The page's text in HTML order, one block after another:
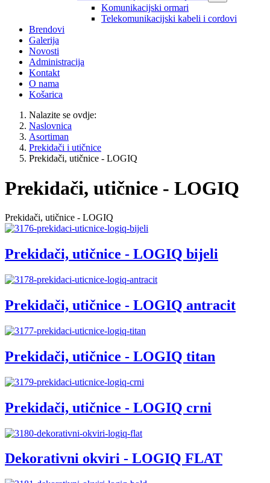
Komunikacijski ormari
Telekomunikacijski kabeli i cordovi
Brendovi
Galerija
Novosti
Administracija
Kontakt
O nama
Košarica
Nalazite se ovdje:
Naslovnica
Asortiman
Prekidači i utičnice
Prekidači, utičnice - LOGIQ
Prekidači, utičnice - LOGIQ
Prekidači, utičnice - LOGIQ
Prekidači, utičnice - LOGIQ bijeli
Prekidači, utičnice - LOGIQ antracit
Prekidači, utičnice - LOGIQ titan
Prekidači, utičnice - LOGIQ crni
Dekorativni okviri - LOGIQ FLAT